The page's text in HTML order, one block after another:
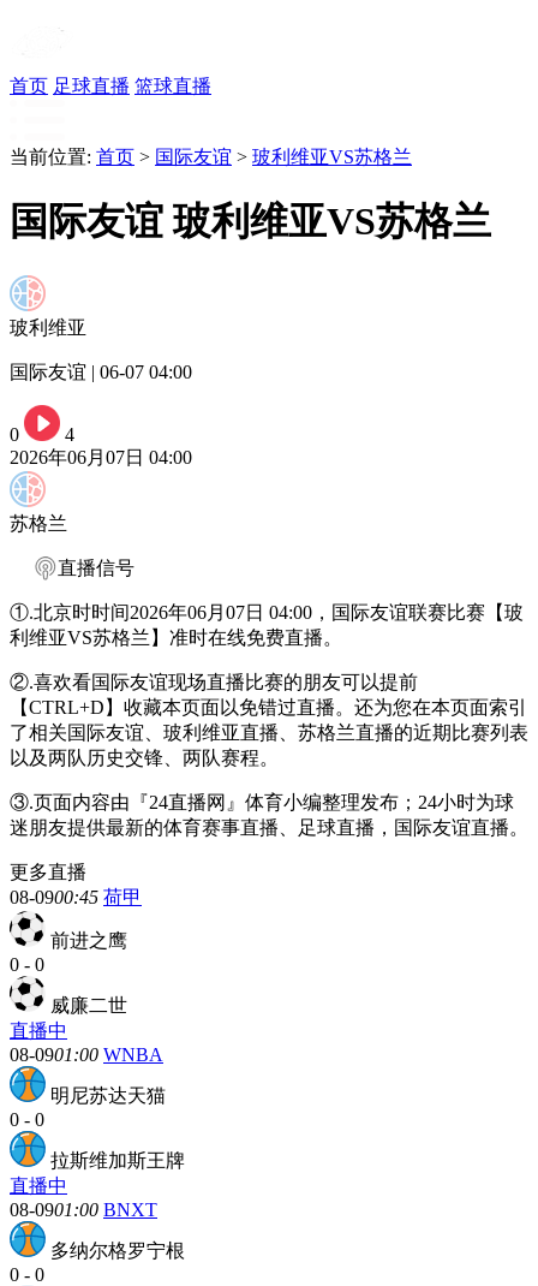
首页 足球直播 篮球直播
当前位置: 首页 > 国际友谊 > 玻利维亚VS苏格兰
国际友谊 玻利维亚VS苏格兰
玻利维亚
国际友谊 | 06-07 04:00
0
4
2026年06月07日 04:00
苏格兰
直播信号
①.北京时时间2026年06月07日 04:00，国际友谊联赛比赛【玻
利维亚VS苏格兰】准时在线免费直播。
②.喜欢看国际友谊现场直播比赛的朋友可以提前
【CTRL+D】收藏本页面以免错过直播。还为您在本页面索引
了相关国际友谊、玻利维亚直播、苏格兰直播的近期比赛列表
以及两队历史交锋、两队赛程。
③.页面内容由『24直播网』体育小编整理发布；24小时为球
迷朋友提供最新的体育赛事直播、足球直播，国际友谊直播。
更多直播
08-0900:45 荷甲
前进之鹰
0 - 0
威廉二世
直播中
08-0901:00 WNBA
明尼苏达天猫
0 - 0
拉斯维加斯王牌
直播中
08-0901:00 BNXT
多纳尔格罗宁根
0 - 0